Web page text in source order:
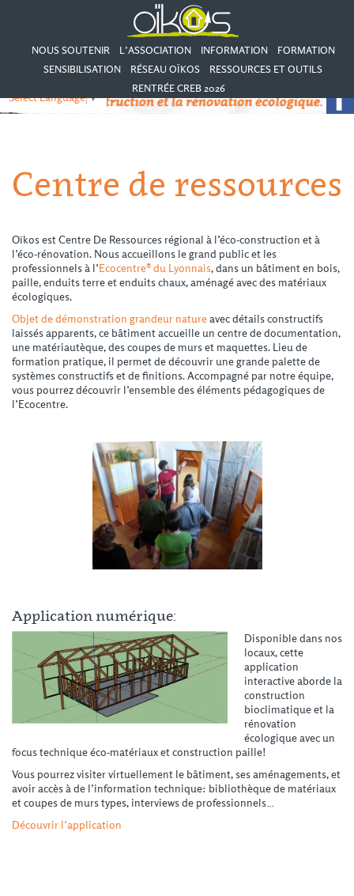
NOUS SOUTENIR L’ASSOCIATION INFORMATION
FORMATION
SENSIBILISATION
RÉSEAU OÏKOS
RESSOURCES ET OUTILS
RENTRÉE CREB 2026
Select Language▼
Centre de ressources
Oïkos est Centre De Ressources régional à l’éco-construction et à
l’éco-rénovation. Nous accueillons le grand public et les
professionnels à l’Ecocentre® du Lyonnais, dans un bâtiment en bois,
paille, enduits terre et enduits chaux, aménagé avec des matériaux
écologiques.
Objet de démonstration grandeur natureavec détails constructifs
laissés apparents, ce bâtiment accueille un centre de documentation,
une matériautèque, des coupes de murs et maquettes. Lieu de
formation pratique, il permet de découvrir une grande palette de
systèmes constructifs et de finitions. Accompagné par notre équipe,
vous pourrez découvrir l’ensemble des éléments pédagogiques de
l’Ecocentre.
Application numérique:
Disponible dans nos
locaux, cette
application
interactive aborde la
construction
bioclimatique et la
rénovation
écologique avec un
focus technique éco-matériaux et construction paille!
Vous pourrez visiter virtuellement le bâtiment, ses aménagements, et
avoir accès à de l’information technique: bibliothèque de matériaux
et coupes de murs types, interviews de professionnels…
Découvrir l’application